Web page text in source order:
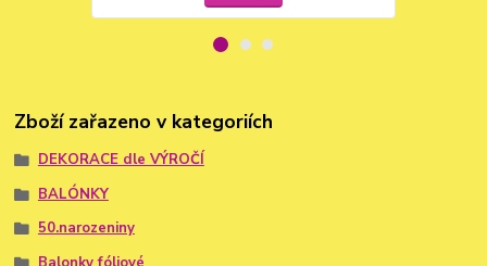
Zboží zařazeno v kategoriích
DEKORACE dle VÝROČÍ
BALÓNKY
50.narozeniny